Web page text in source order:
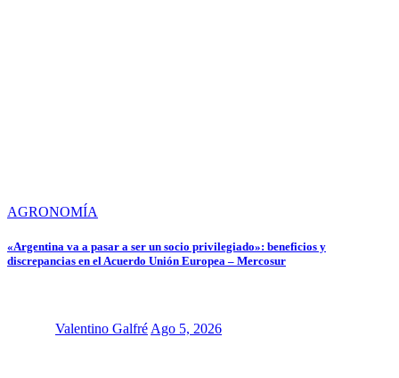
AGRONOMÍA
«Argentina va a pasar a ser un socio privilegiado»: beneficios y
discrepancias en el Acuerdo Unión Europea – Mercosur
Valentino Galfré Ago 5, 2026